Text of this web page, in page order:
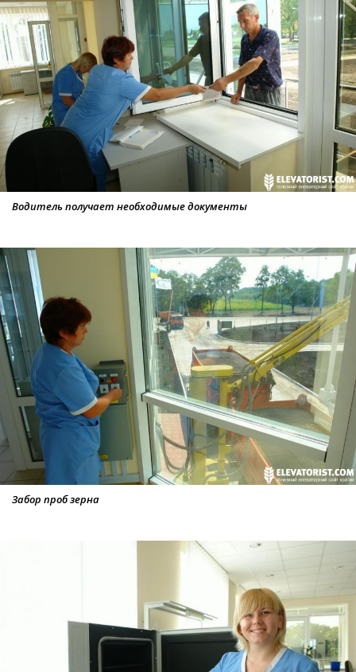
Водитель получает необходимые документы
Забор проб зерна